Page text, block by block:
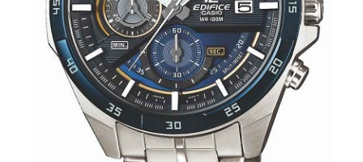
CANGO & RINALDI CHARM
CANGO&RINALDI KARÓRÁK